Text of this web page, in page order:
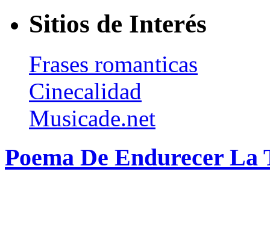
Sitios de Interés
Frases romanticas
Cinecalidad
Musicade.net
Poema De Endurecer